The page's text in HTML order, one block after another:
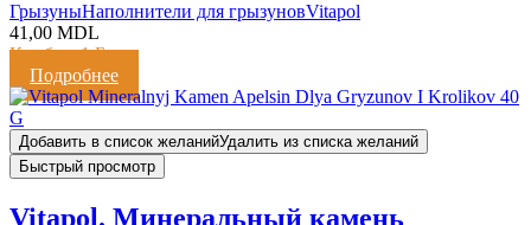
ГрызуныНаполнители для грызуновVitapol
41,00 MDL
Кешбэк:1 Балл
Подробнее
Добавить в список желанийУдалить из списка желаний
Быстрый просмотр
Vitapol. Минеральный камень